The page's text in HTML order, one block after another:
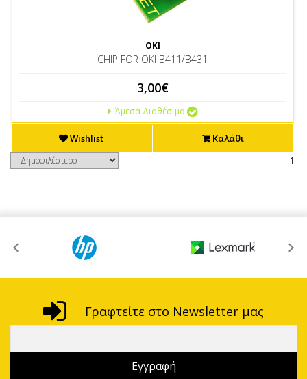
OKI
CHIP FOR OKI B411/B431
3,00€
Άμεσα Διαθέσιμο
Wishlist Καλάθι
1
Γραφτείτε στο Newsletter μας